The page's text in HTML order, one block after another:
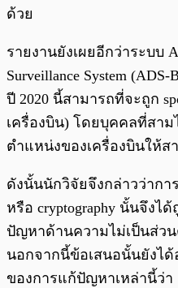
ด้วย
รายงานยังเผยอีกว่าระบบ
Surveillance System
ปี 2020 นี้สามารถที่จะถูก
เครื่องบิน) โดยบุคคลที่สาม
ตำแหน่งของเครื่องบินให้ส
ดังนั้นนักวิจัยจึงกล่าวว่าก
หรือ cryptography นั้นจึงไ
ปัญหาด้านความไม่เป็นส่วน
นอกจากนี้ข้อเสนอนั้นยังไ
ของการแก้ปัญหาเหล่านี้ว่า